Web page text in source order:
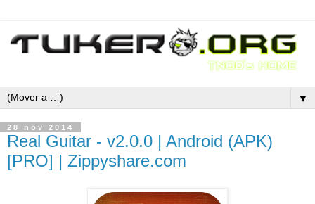
▼
28 nov 2014
Real Guitar - v2.0.0 | Android (APK)
[PRO] | Zippyshare.com